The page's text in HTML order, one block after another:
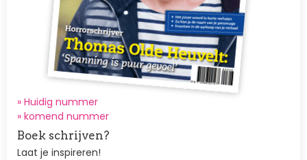
» Huidig nummer
» komend nummer
Boek schrijven?
Laat je inspireren!